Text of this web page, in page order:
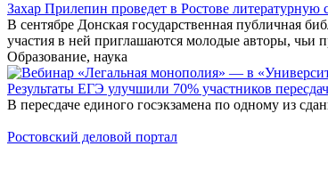
Захар Прилепин проведет в Ростове литературную
В сентябре Донская государственная публичная
участия в ней приглашаются молодые авторы, чьи
Образование, наука
Результаты ЕГЭ улучшили 70% участников
В пересдаче единого госэкзамена по одному из
Ростовский деловой портал